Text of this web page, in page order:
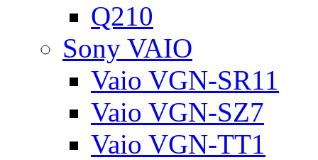
Q210
Sony VAIO
Vaio VGN-SR11
Vaio VGN-SZ7
Vaio VGN-TT1